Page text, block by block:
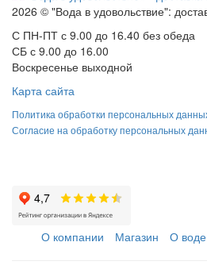
2026 © "Вода в удовольствие":
С ПН-ПТ с 9.00 до 16.40 без обеда
СБ с 9.00 до 16.00
Воскресенье выходной
Карта сайта
Политика обработки персональных
Согласие на обработку персональных
О компании Магазин О воде